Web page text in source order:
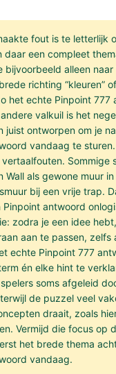
fout is te letterlijk
daar een compleet
bijvoorbeeld alleen naar
richting “kleuren”
het echte Pinpoint 777
andere valkuil is het
juist ontworpen om je
vandaag te
Sommige
Wall als gewone muur
bij een vrije trap.
Pinpoint antwoord
zodra je een idee
aan te passen, zelfs
echte Pinpoint 777
én elke hint te
soms afgeleid
de puzzel veel
draait, zoals
Vermijd die focus op
het brede thema
vandaag.